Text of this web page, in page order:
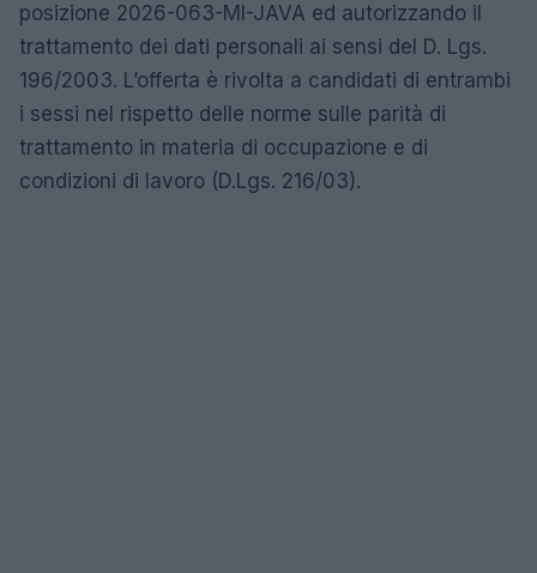
posizione 2026-063-MI-JAVA ed autorizzando il
trattamento dei dati personali ai sensi del D. Lgs.
196/2003. L’offerta è rivolta a candidati di entrambi
i sessi nel rispetto delle norme sulle parità di
trattamento in materia di occupazione e di
condizioni di lavoro (D.Lgs. 216/03).